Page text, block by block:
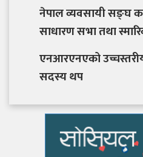
नेपाल व्यवसायी सङ्घ
साधारण सभा तथा
एनआरएनएको
सदस्य थप